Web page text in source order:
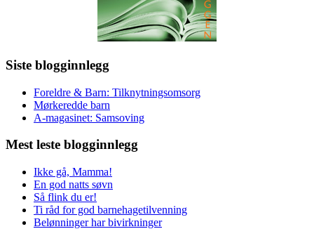
Siste blogginnlegg
Foreldre & Barn: Tilknytningsomsorg
Mørkeredde barn
A-magasinet: Samsoving
Mest leste blogginnlegg
Ikke gå, Mamma!
En god natts søvn
Så flink du er!
Ti råd for god barnehagetilvenning
Belønninger har bivirkninger